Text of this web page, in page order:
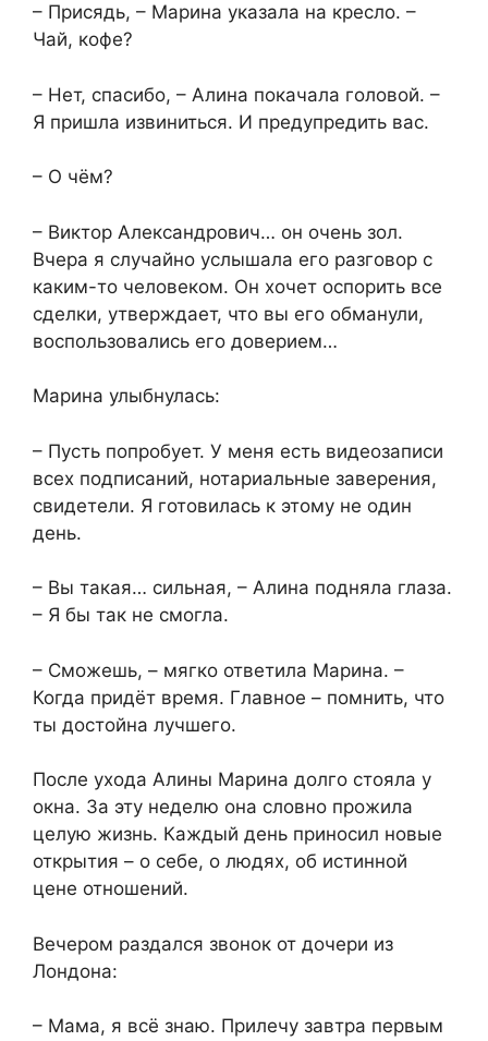
– Присядь, – Марина указала на кресло. –
Чай, кофе?
– Нет, спасибо, – Алина покачала головой. –
Я пришла извиниться. И предупредить вас.
– О чём?
– Виктор Александрович… он очень зол.
Вчера я случайно услышала его разговор с
каким-то человеком. Он хочет оспорить все
сделки, утверждает, что вы его обманули,
воспользовались его доверием…
Марина улыбнулась:
– Пусть попробует. У меня есть видеозаписи
всех подписаний, нотариальные заверения,
свидетели. Я готовилась к этому не один
день.
– Вы такая… сильная, – Алина подняла глаза.
– Я бы так не смогла.
– Сможешь, – мягко ответила Марина. –
Когда придёт время. Главное – помнить, что
ты достойна лучшего.
После ухода Алины Марина долго стояла у
окна. За эту неделю она словно прожила
целую жизнь. Каждый день приносил новые
открытия – о себе, о людях, об истинной
цене отношений.
Вечером раздался звонок от дочери из
Лондона:
– Мама, я всё знаю. Прилечу завтра первым